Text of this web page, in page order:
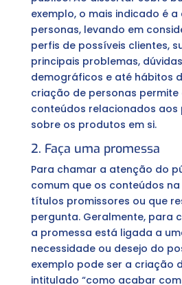
exemplo, o mais indicado é
personas, levando em
perfis de possíveis clientes,
principais problemas,
demográficos e até hábitos
criação de personas
conteúdos relacionados aos
sobre os produtos em si.
2. Faça uma promessa
Para chamar a atenção do
comum que os conteúdos
títulos promissores ou que
pergunta. Geralmente, para
a promessa está ligada a
necessidade ou desejo do
exemplo pode ser a criação
intitulado “como acabar